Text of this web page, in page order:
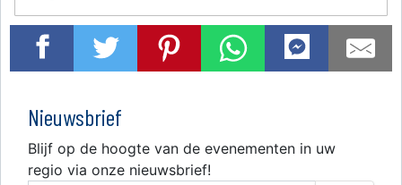
Nieuwsbrief
Blijf op de hoogte van de evenementen in uw
regio via onze nieuwsbrief!